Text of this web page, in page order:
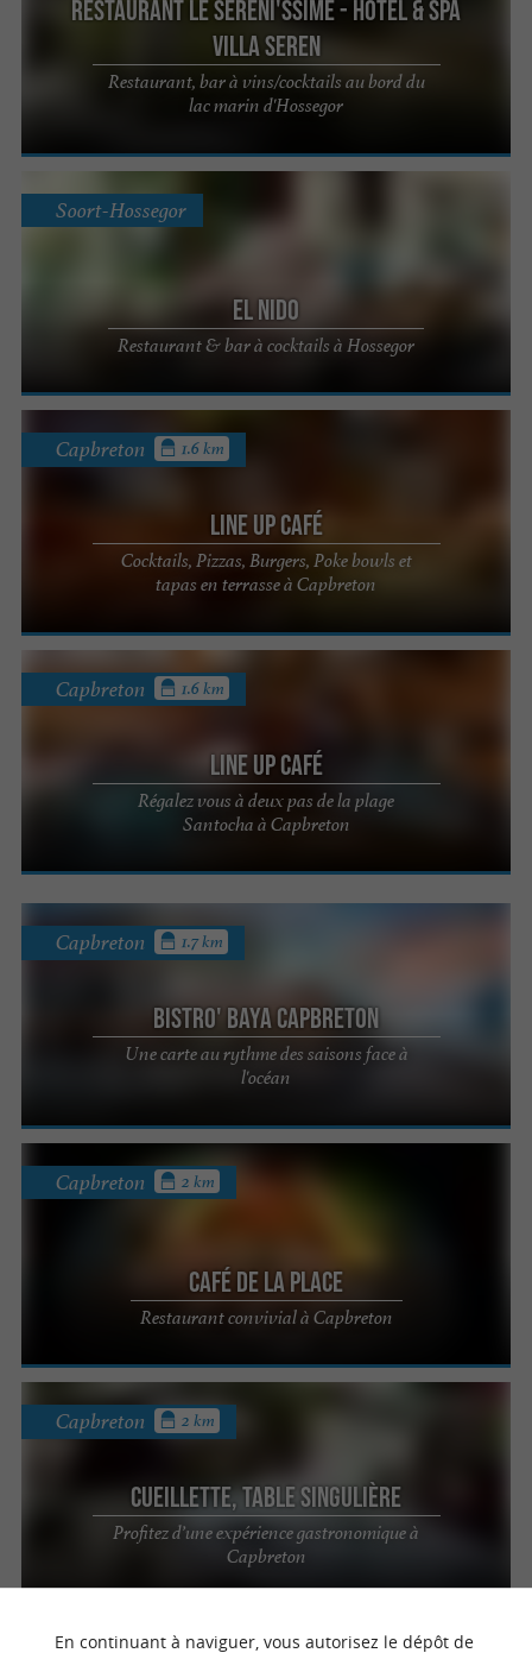
Restaurant Le Sereni'ssime - Hôtel & Spa
Villa Seren
Restaurant, bar à vins/cocktails au bord du
lac marin d'Hossegor
EL NIDO
Restaurant & bar à cocktails à Hossegor
Soort-Hossegor
Line up Café
Cocktails, Pizzas, Burgers, Poke bowls et
tapas en terrasse à Capbreton
Capbreton 1.6 km
Line up Café
Régalez vous à deux pas de la plage
Santocha à Capbreton
Capbreton 1.6 km
Bistro' Baya Capbreton
Une carte au rythme des saisons face à
l'océan
Capbreton 1.7 km
Café de la Place
Restaurant convivial à Capbreton
Capbreton 2 km
Cueillette, Table Singulière
Profitez d’une expérience gastronomique à
Capbreton
Capbreton 2 km
En continuant à naviguer, vous autorisez le dépôt de